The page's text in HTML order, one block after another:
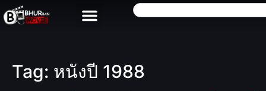
Tag: หนังปี 1988